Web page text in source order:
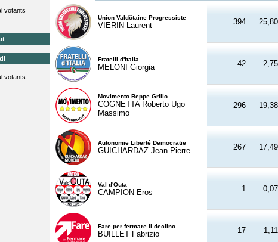
votants
votants
Union Valdôtaine Progressiste
VIERIN Laurent 394
Fratelli d'Italia
MELONI Giorgia 42
Movimento Beppe Grillo
COGNETTA Roberto Ugo
Massimo
296
Autonomie Liberté Democratie
GUICHARDAZ Jean Pierre 267
Val d'Outa
CAMPION Eros 1
Fare per fermare il declino
BUILLET Fabrizio 17